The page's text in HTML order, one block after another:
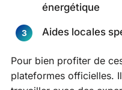
énergétique
Aides locales
Pour bien profiter de
plateformes officielles.